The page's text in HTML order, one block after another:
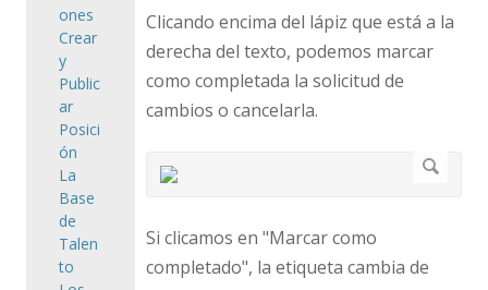
Clicando encima del lápiz que está a la
derecha del texto, podemos marcar
como completada la solicitud de
cambios o cancelarla.
Si clicamos en "Marcar como
completado", la etiqueta cambia de
ones
Crear
y
Public
ar
Posici
ón
La
Base
de
Talen
to